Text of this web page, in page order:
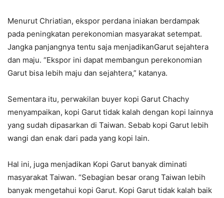
Menurut Chriatian, ekspor perdana iniakan berdampak
pada peningkatan perekonomian masyarakat setempat.
Jangka panjangnya tentu saja menjadikanGarut sejahtera
dan maju. “Ekspor ini dapat membangun perekonomian
Garut bisa lebih maju dan sejahtera,” katanya.
Sementara itu, perwakilan buyer kopi Garut Chachy
menyampaikan, kopi Garut tidak kalah dengan kopi lainnya
yang sudah dipasarkan di Taiwan. Sebab kopi Garut lebih
wangi dan enak dari pada yang kopi lain.
Hal ini, juga menjadikan Kopi Garut banyak diminati
masyarakat Taiwan. “Sebagian besar orang Taiwan lebih
banyak mengetahui kopi Garut. Kopi Garut tidak kalah baik